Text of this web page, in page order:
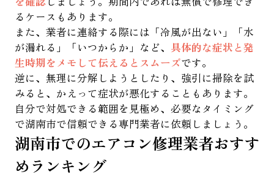
るケースもあります。
また、業者に連絡する際には「冷風が出ない」「水
が漏れる」「いつからか」など、 具体的な症状と発
生時期をメモして伝えるとスムーズです。
逆に、無理に分解しようとしたり、強引に掃除を試
みると、かえって症状が悪化することもあります。
自分で対処できる範囲を見極め、必要なタイミング
で湖南市で信頼できる専門業者に依頼しましょう。
湖南市でのエアコン修理業者おすす
めランキング